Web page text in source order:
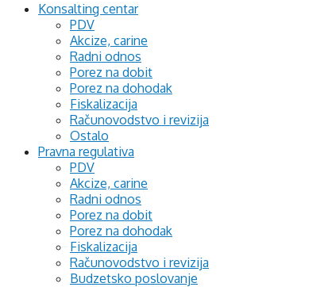
Konsalting centar
PDV
Akcize, carine
Radni odnos
Porez na dobit
Porez na dohodak
Fiskalizacija
Računovodstvo i revizija
Ostalo
Pravna regulativa
PDV
Akcize, carine
Radni odnos
Porez na dobit
Porez na dohodak
Fiskalizacija
Računovodstvo i revizija
Budzetsko poslovanje